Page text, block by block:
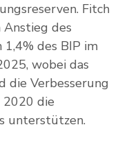
Fitch
des
1,4% des BIP im
wobei das
die Verbesserung
2020 die
unterstützen.